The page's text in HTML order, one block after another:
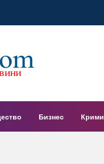
Бизнес Крими